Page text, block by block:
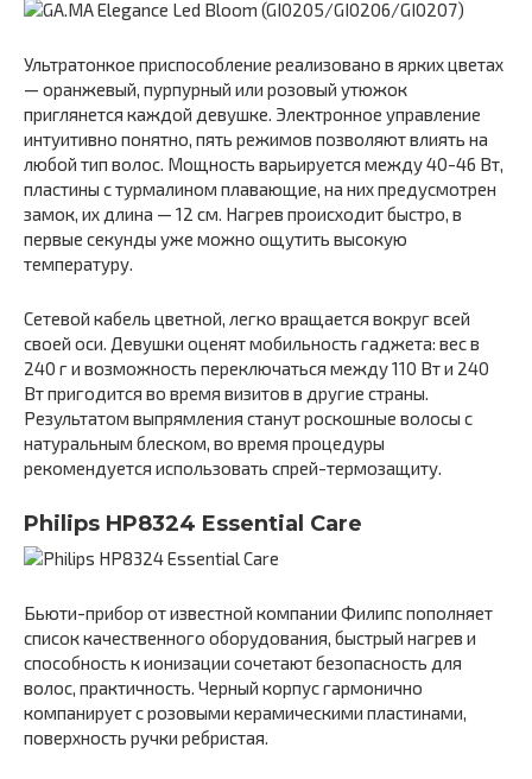
Ультратонкое приспособление реализовано в ярких цветах
— оранжевый, пурпурный или розовый утюжок
приглянется каждой девушке. Электронное управление
интуитивно понятно, пять режимов позволяют влиять на
любой тип волос. Мощность варьируется между 40-46 Вт,
пластины с турмалином плавающие, на них предусмотрен
замок, их длина — 12 см. Нагрев происходит быстро, в
первые секунды уже можно ощутить высокую
температуру.
Сетевой кабель цветной, легко вращается вокруг всей
своей оси. Девушки оценят мобильность гаджета: вес в
240 г и возможность переключаться между 110 Вт и 240
Вт пригодится во время визитов в другие страны.
Результатом выпрямления станут роскошные волосы с
натуральным блеском, во время процедуры
рекомендуется использовать спрей-термозащиту.
Philips HP8324 Essential Care
Бьюти-прибор от известной компании Филипс пополняет
список качественного оборудования, быстрый нагрев и
способность к ионизации сочетают безопасность для
волос, практичность. Черный корпус гармонично
компанирует с розовыми керамическими пластинами,
поверхность ручки ребристая.